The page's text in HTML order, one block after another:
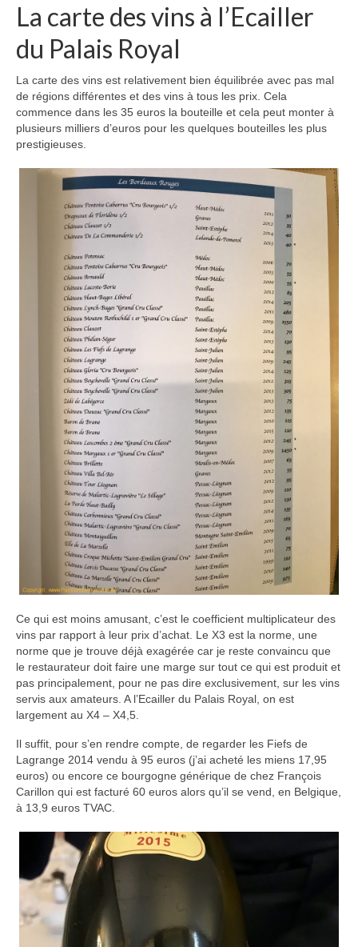
La carte des vins à l’Ecailler
du Palais Royal
La carte des vins est relativement bien équilibrée avec pas mal
de régions différentes et des vins à tous les prix. Cela
commence dans les 35 euros la bouteille et cela peut monter à
plusieurs milliers d’euros pour les quelques bouteilles les plus
prestigieuses.
Ce qui est moins amusant, c’est le coefficient multiplicateur des
vins par rapport à leur prix d’achat. Le X3 est la norme, une
norme que je trouve déjà exagérée car je reste convaincu que
le restaurateur doit faire une marge sur tout ce qui est produit et
pas principalement, pour ne pas dire exclusivement, sur les vins
servis aux amateurs. A l’Ecailler du Palais Royal, on est
largement au X4 – X4,5.
Il suffit, pour s’en rendre compte, de regarder les Fiefs de
Lagrange 2014 vendu à 95 euros (j’ai acheté les miens 17,95
euros) ou encore ce bourgogne générique de chez François
Carillon qui est facturé 60 euros alors qu’il se vend, en Belgique,
à 13,9 euros TVAC.